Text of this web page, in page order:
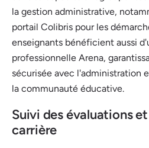
la gestion administrative,
portail Colibris pour les
enseignants bénéficient aussi
professionnelle Arena,
sécurisée avec l'administration
la communauté éducative.
Suivi des évaluations
carrière